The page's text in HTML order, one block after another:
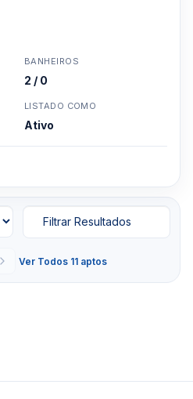
BANHEIROS
2 / 0
LISTADO COMO
Ativo
Ver Todos 11 aptos
Filtrar Resultados